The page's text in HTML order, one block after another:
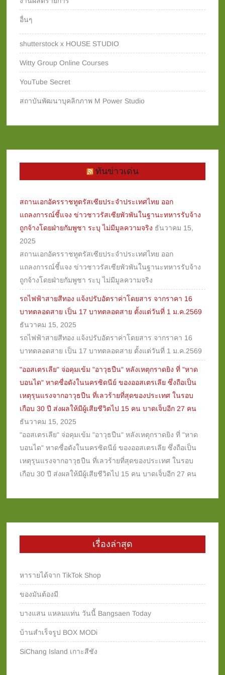
อื่นๆ
shutterstock x HOUSE STUDIO
Witty Group Online Courses‎
YouTube Secret
สถาบันพัฒนาบุคลิกภาพ M Power Studio
ทันข่าวเด่น
สถานเอกอัครราชทูตรัสเซียประจำประเทศไทย ออก
แถลงการณ์ชี้แจง ข่าวชาวรัสเซียพัวพันในฐานะทหารรับจ้าง
ถูกจ้างโดยฝ่ายกัมพูชา ระบุ ไม่มีมูลความจริง ธันวาคม 15,
2025
สถานเอกอัครราชทูตรัสเซียประจำประเทศไทย ออก
แถลงการณ์ชี้แจง ข่าวชาวรัสเซียพัวพันในฐานะทหารรับจ้าง
ถูกจ้างโดยฝ่ายกัมพูชา ระบุ ไม่มีมูลความจริง
รถไฟฟ้าสายสีทอง แจ้งปรับอัตราค่าโดยสาร จากราคา 16
บาทตลอดสาย เป็น 17 บาทตลอดสาย ตั้งแต่วันที่ 1 ม.ค.2569
ธันวาคม 15, 2025
รถไฟฟ้าสายสีทอง แจ้งปรับอัตราค่าโดยสาร จากราคา 16
บาทตลอดสาย เป็น 17 บาทตลอดสาย ตั้งแต่วันที่ 1 ม.ค.2569
"ออสเตรเลีย" จ่อคุมเข้ม "อาวุธปืน" หลังเหตุกราดยิง ที่ "หาด
บอนได" หาดชื่อดังในนครซิดนีย์ ของออสเตรเลีย ซึ่งถือเป็น
เหตุรุนแรงจากอาวุธปืน ที่เลวร้ายที่สุดของประเทศ ในรอบ
เกือบ 30 ปี ส่งผลให้มีผู้เสียชีวิตไป 15 คน บาดเจ็บอีก 27 คน
ธันวาคม 15, 2025
"ออสเตรเลีย" จ่อคุมเข้ม "อาวุธปืน" หลังเหตุกราดยิง ที่ "หาด
บอนได" หาดชื่อดังในนครซิดนีย์ ของออสเตรเลีย ซึ่งถือเป็น
เหตุรุนแรงจากอาวุธปืน ที่เลวร้ายที่สุดของประเทศ ในรอบ
เกือบ 30 ปี ส่งผลให้มีผู้เสียชีวิตไป 15 คน บาดเจ็บอีก 27 คน
เรื่องล่าสุด
หารายได้จาก TikTok Shop
ของมันต้องมี
บางแสน แหลมแท่น วันนี้ Bangsaen Today
บ้านสำเร็จรูป BOX MODi
SiChang Island เกาะสีชัง